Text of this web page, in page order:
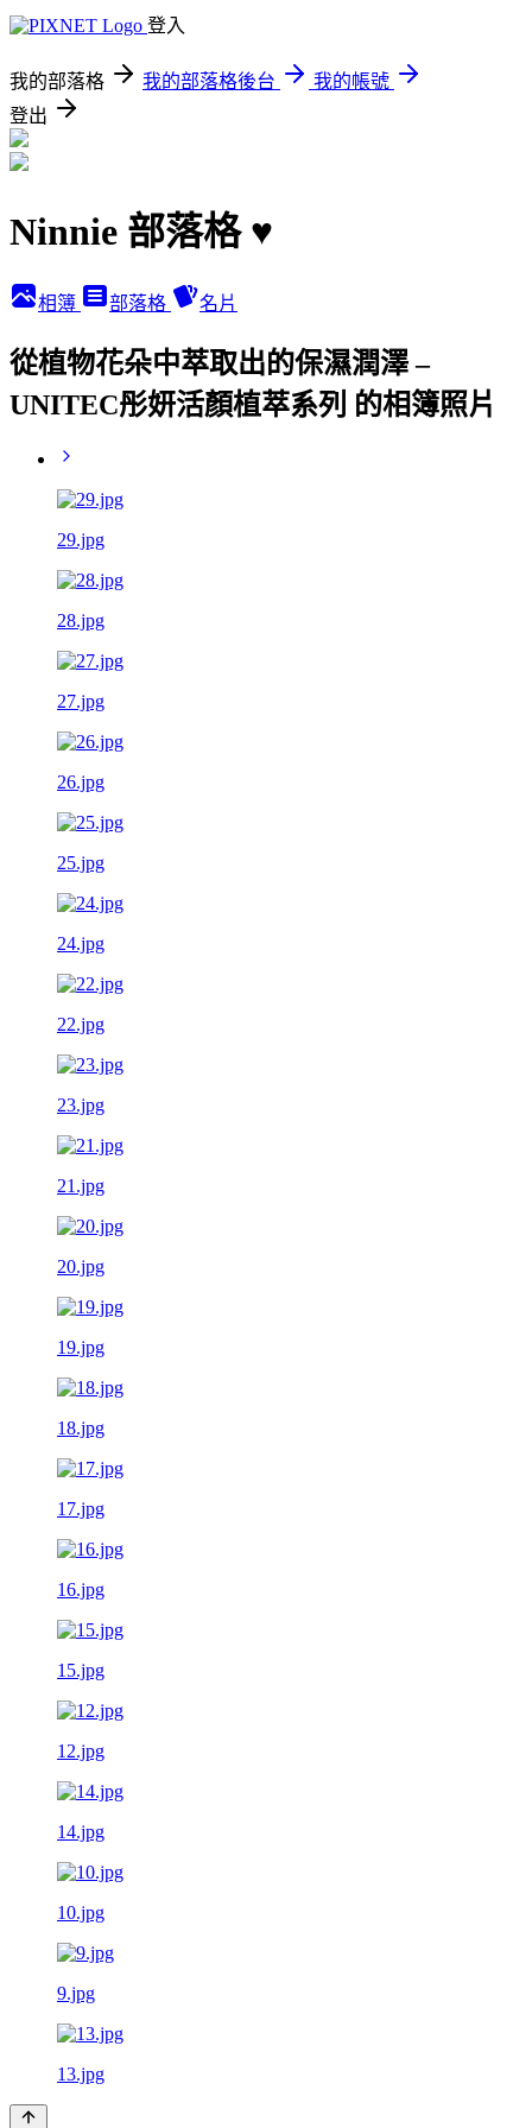
登入
我的部落格 我的部落格後台
我的帳號
登出
Ninnie 部落格 ♥
相簿 部落格 名片
從植物花朵中萃取出的保濕潤澤 –
UNITEC彤妍活顏植萃系列 的相簿照片
29.jpg
28.jpg
27.jpg
26.jpg
25.jpg
24.jpg
22.jpg
23.jpg
21.jpg
20.jpg
19.jpg
18.jpg
17.jpg
16.jpg
15.jpg
12.jpg
14.jpg
10.jpg
9.jpg
13.jpg